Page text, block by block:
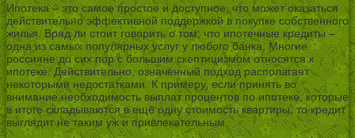
Ипотека – это самое простое и доступное, что может оказаться
действительно эффективной поддержкой в покупке собственного
жилья. Вряд ли стоит говорить о том, что ипотечные кредиты –
одна из самых популярных услуг у любого банка. Многие
россияне до сих пор с большим скептицизмом относятся к
ипотеке. Действительно, означенный подход располагает
некоторыми недостатками. К примеру, если принять во
внимание необходимость выплат процентов по ипотеке, которые
в итоге складываются в ещё одну стоимость квартиры, то кредит
выглядит не таким уж и привлекательным.